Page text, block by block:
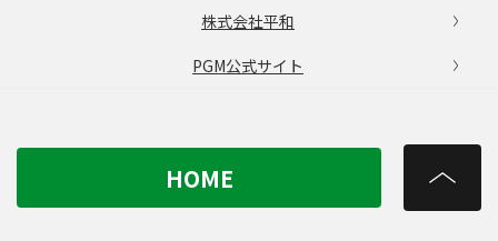
株式会社平和
PGM公式サイト
HOME